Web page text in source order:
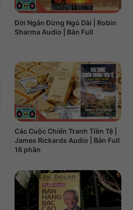
Đời Ngắn Đừng Ngủ Dài | Robin
Sharma Audio | Bản Full
Các Cuộc Chiến Tranh Tiền Tệ |
James Rickards Audio | Bản Full
16 phần